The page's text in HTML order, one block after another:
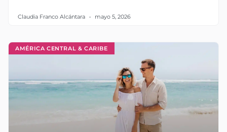
Claudia Franco Alcántara mayo 5, 2026
AMÉRICA CENTRAL & CARIBE